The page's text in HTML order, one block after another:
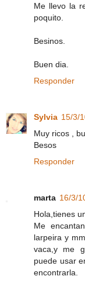
Me llevo la
poquito.
Besinos.
Buen dia.
Responder
Sylvia 15/3/
Muy ricos ,
Besos
Responder
marta 16/3/
Hola,tienes
Me
larpeira y
vaca,y me
puede usar
encontrarla.